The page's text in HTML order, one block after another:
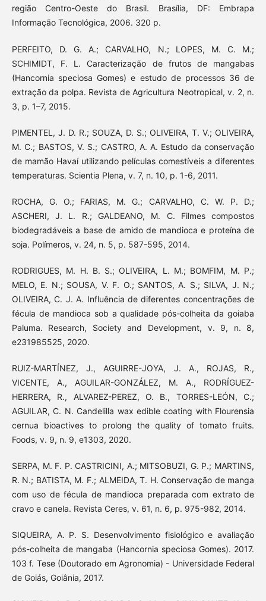
região Centro-Oeste do Brasil. Brasília, DF: Embrapa
Informação Tecnológica, 2006. 320 p.
PERFEITO, D. G. A.; CARVALHO, N.; LOPES, M. C. M.;
SCHIMIDT, F. L. Caracterização de frutos de mangabas
(Hancornia speciosa Gomes) e estudo de processos 36 de
extração da polpa. Revista de Agricultura Neotropical, v. 2, n.
3, p. 1–7, 2015.
PIMENTEL, J. D. R.; SOUZA, D. S.; OLIVEIRA, T. V.; OLIVEIRA,
M. C.; BASTOS, V. S.; CASTRO, A. A. Estudo da conservação
de mamão Havaí utilizando películas comestíveis a diferentes
temperaturas. Scientia Plena, v. 7, n. 10, p. 1-6, 2011.
ROCHA, G. O.; FARIAS, M. G.; CARVALHO, C. W. P. D.;
ASCHERI, J. L. R.; GALDEANO, M. C. Filmes compostos
biodegradáveis a base de amido de mandioca e proteína de
soja. Polímeros, v. 24, n. 5, p. 587-595, 2014.
RODRIGUES, M. H. B. S.; OLIVEIRA, L. M.; BOMFIM, M. P.;
MELO, E. N.; SOUSA, V. F. O.; SANTOS, A. S.; SILVA, J. N.;
OLIVEIRA, C. J. A. Influência de diferentes concentrações de
fécula de mandioca sob a qualidade pós-colheita da goiaba
Paluma. Research, Society and Development, v. 9, n. 8,
e231985525, 2020.
RUIZ-MARTÍNEZ, J., AGUIRRE-JOYA, J. A., ROJAS, R.,
VICENTE, A., AGUILAR-GONZÁLEZ, M. A., RODRÍGUEZ-
HERRERA, R., ALVAREZ-PEREZ, O. B., TORRES-LEÓN, C.;
AGUILAR, C. N. Candelilla wax edible coating with Flourensia
cernua bioactives to prolong the quality of tomato fruits.
Foods, v. 9, n. 9, e1303, 2020.
SERPA, M. F. P. CASTRICINI, A.; MITSOBUZI, G. P.; MARTINS,
R. N.; BATISTA, M. F.; ALMEIDA, T. H. Conservação de manga
com uso de fécula de mandioca preparada com extrato de
cravo e canela. Revista Ceres, v. 61, n. 6, p. 975-982, 2014.
SIQUEIRA, A. P. S. Desenvolvimento fisiológico e avaliação
pós-colheita de mangaba (Hancornia speciosa Gomes). 2017.
103 f. Tese (Doutorado em Agronomia) - Universidade Federal
de Goiás, Goiânia, 2017.